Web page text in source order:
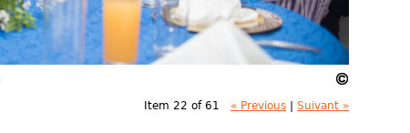
Item 22 of 61 « Previous | Suivant »